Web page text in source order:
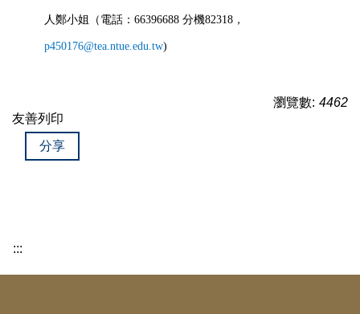
人鄭小姐（電話：66396688 分機82318，
p450176@tea.ntue.edu.tw)
瀏覽數: 4462
友善列印
分享
:::